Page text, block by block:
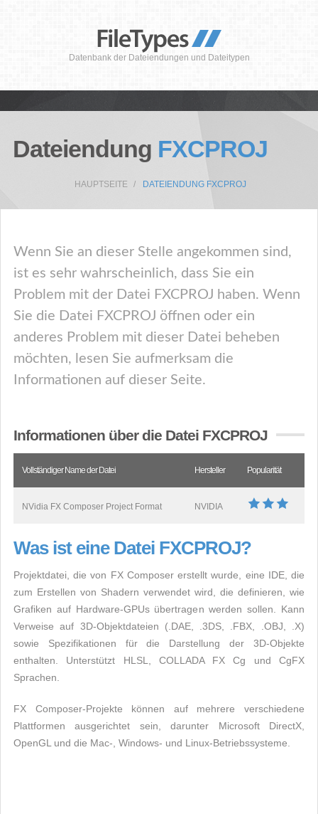
Datenbank der Dateiendungen und Dateitypen
Dateiendung FXCPROJ
HAUPTSEITE DATEIENDUNG FXCPROJ
Wenn Sie an dieser Stelle angekommen sind,
ist es sehr wahrscheinlich, dass Sie ein
Problem mit der Datei FXCPROJ haben. Wenn
Sie die Datei FXCPROJ öffnen oder ein
anderes Problem mit dieser Datei beheben
möchten, lesen Sie aufmerksam die
Informationen auf dieser Seite.
Informationen über die Datei FXCPROJ
Vollständiger Name der Datei Hersteller Popularität
NVidia FX Composer Project Format NVIDIA
Was ist eine Datei FXCPROJ?
Projektdatei, die von FX Composer erstellt wurde, eine IDE, die
zum Erstellen von Shadern verwendet wird, die definieren, wie
Grafiken auf Hardware-GPUs übertragen werden sollen. Kann
Verweise auf 3D-Objektdateien (.DAE, .3DS, .FBX, .OBJ, .X)
sowie Spezifikationen für die Darstellung der 3D-Objekte
enthalten. Unterstützt HLSL, COLLADA FX Cg und CgFX
Sprachen.
FX Composer-Projekte können auf mehrere verschiedene
Plattformen ausgerichtet sein, darunter Microsoft DirectX,
OpenGL und die Mac-, Windows- und Linux-Betriebssysteme.